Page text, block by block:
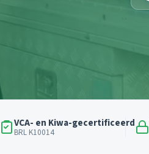
VCA- en Kiwa-gecertificeerd
BRL K10014